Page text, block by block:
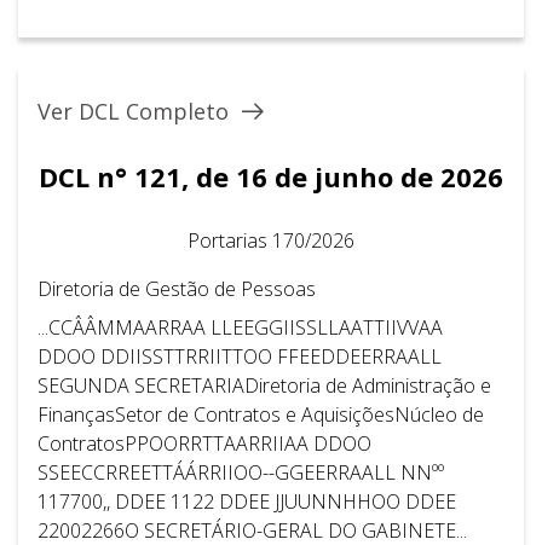
Ver DCL Completo
DCL n° 121, de 16 de junho de 2026
Portarias 170/2026
Diretoria de Gestão de Pessoas
...CCÂÂMMAARRAA LLEEGGIISSLLAATTIIVVAA
DDOO DDIISSTTRRIITTOO FFEEDDEERRAALL
SEGUNDA SECRETARIADiretoria de Administração e
FinançasSetor de Contratos e AquisiçõesNúcleo de
ContratosPPOORRTTAARRIIAA DDOO
SSEECCRREETTÁÁRRIIOO--GGEERRAALL NNºº
117700,, DDEE 1122 DDEE JJUUNNHHOO DDEE
22002266O SECRETÁRIO-GERAL DO GABINETE...